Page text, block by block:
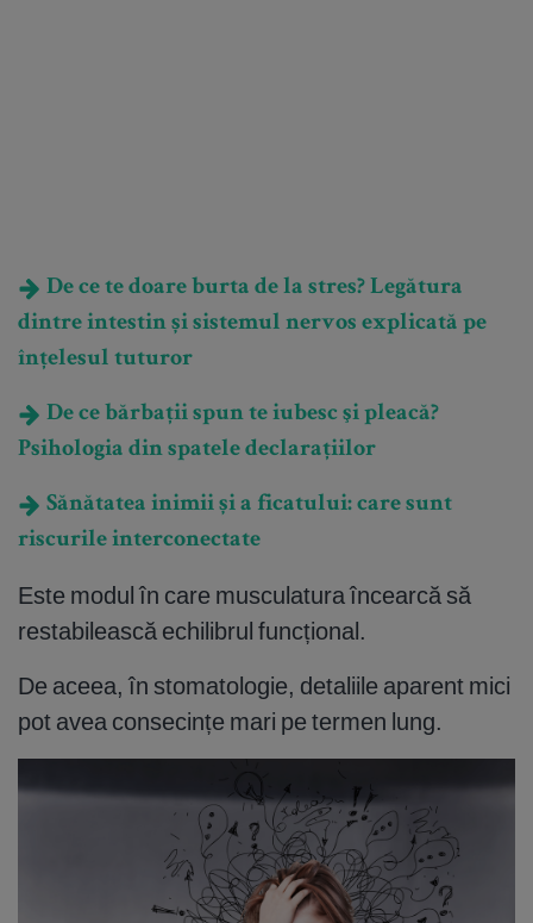
De ce te doare burta de la stres? Legătura
dintre intestin și sistemul nervos explicată pe
înțelesul tuturor
De ce bărbații spun te iubesc şi pleacă?
Psihologia din spatele declarațiilor
Sănătatea inimii și a ficatului: care sunt
riscurile interconectate
Este modul în care musculatura încearcă să
restabilească echilibrul funcțional.
De aceea, în stomatologie, detaliile aparent mici
pot avea consecințe mari pe termen lung.